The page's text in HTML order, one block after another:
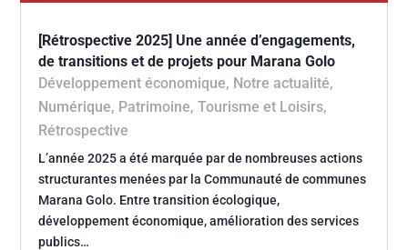
[Rétrospective 2025] Une année d’engagements,
de transitions et de projets pour Marana Golo
Développement économique, Notre actualité,
Numérique, Patrimoine, Tourisme et Loisirs,
Rétrospective
L’année 2025 a été marquée par de nombreuses actions
structurantes menées par la Communauté de communes
Marana Golo. Entre transition écologique,
développement économique, amélioration des services
publics…